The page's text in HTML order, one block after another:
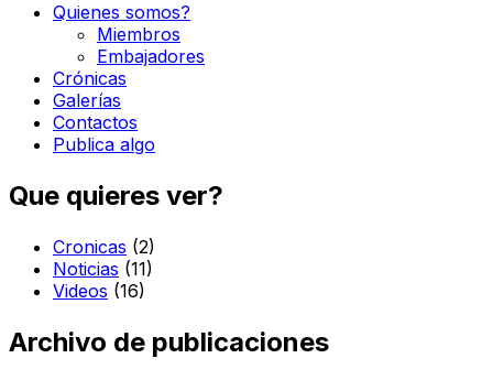
Quienes somos?
Miembros
Embajadores
Crónicas
Galerías
Contactos
Publica algo
Que quieres ver?
Cronicas (2)
Noticias (11)
Videos (16)
Archivo de publicaciones